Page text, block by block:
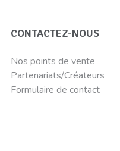
CONTACTEZ-NOUS
Nos points de vente
Partenariats/Créateurs
Formulaire de contact